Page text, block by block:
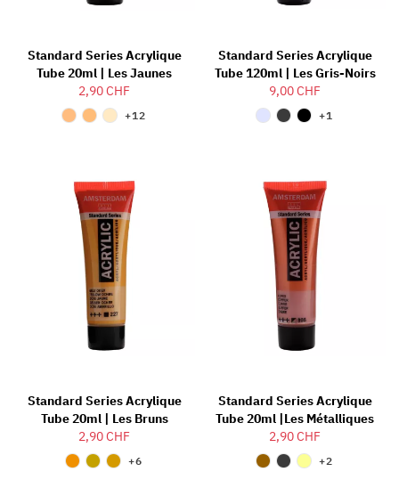
Standard Series Acrylique
Tube 20ml | Les Jaunes
2,90 CHF
+12
Standard Series Acrylique
Tube 120ml | Les Gris-Noirs
9,00 CHF
+1
Standard Series Acrylique
Tube 20ml | Les Bruns
2,90 CHF
+6
Standard Series Acrylique
Tube 20ml |Les Métalliques
2,90 CHF
+2